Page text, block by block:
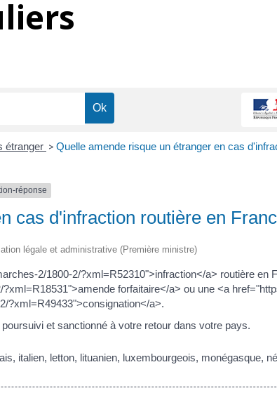
étranger > Quelle amende risque un étranger en cas
réponse
cas d'infraction routière en
légale et administrative (Première ministre)
2/1800-2/?xml=R52310">infraction</a> routière en
forfaitaire</a> ou une <a
?xml=R49433">consignation</a>.
et sanctionné à votre retour dans votre pays.
italien, letton, lituanien, luxembourgeois, monégasque,